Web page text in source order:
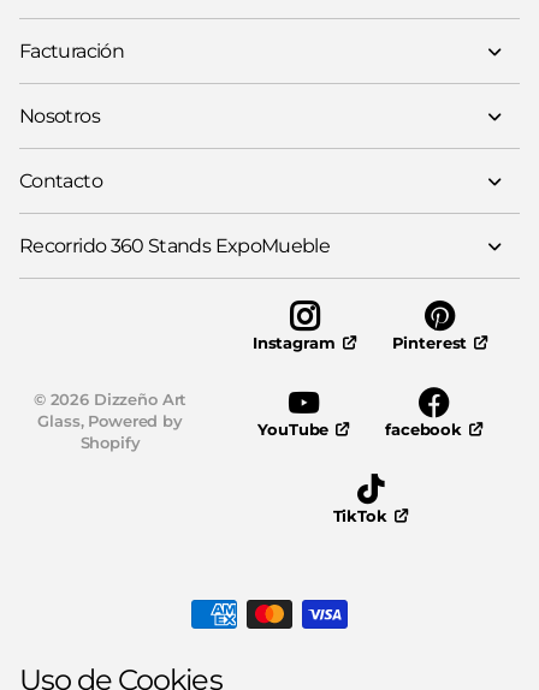
Facturación
Nosotros
Contacto
Recorrido 360 Stands ExpoMueble
© 2026Dizzeño Art
Glass, Powered by
Shopify
Instagram Pinterest
YouTube facebook
TikTok
Uso de Cookies